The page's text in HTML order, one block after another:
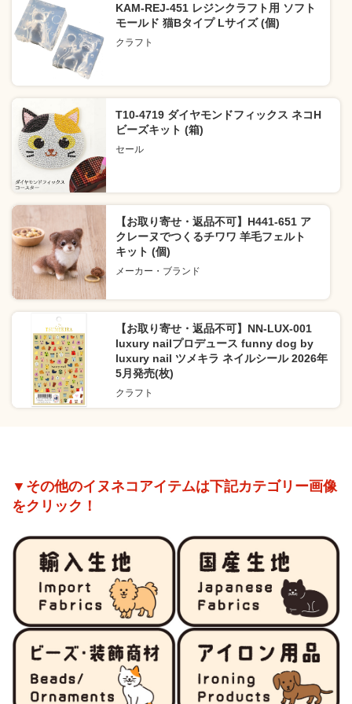
KAM-REJ-451 レジンクラフト用 ソフト
モールド 猫Bタイプ Lサイズ (個)
クラフト
T10-4719 ダイヤモンドフィックス ネコH
ビーズキット (箱)
セール
【お取り寄せ・返品不可】H441-651 ア
クレーヌでつくるチワワ 羊毛フェルト
キット (個)
メーカー・ブランド
【お取り寄せ・返品不可】NN-LUX-001
luxury nailプロデュース funny dog by
luxury nail ツメキラ ネイルシール 2026年
5月発売(枚)
クラフト
▼その他のイヌネコアイテムは下記カテゴリー画像
をクリック！